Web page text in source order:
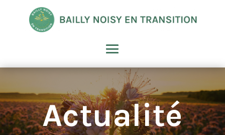
Actualité